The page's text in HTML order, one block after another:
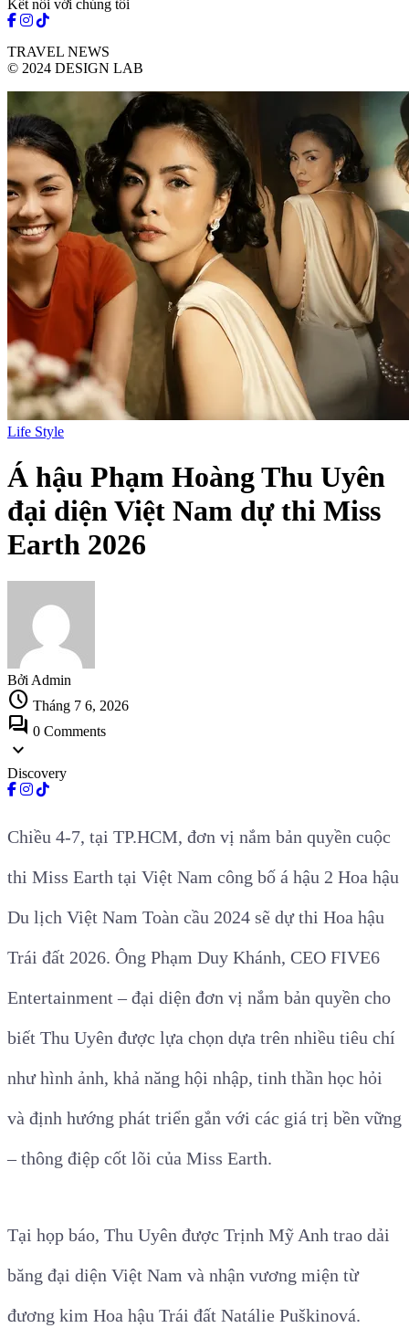
Kết nối với chúng tôi
TRAVEL NEWS
© 2024 DESIGN LAB
Life Style
Á hậu Phạm Hoàng Thu Uyên
đại diện Việt Nam dự thi Miss
Earth 2026
Bởi Admin
schedule Tháng 7 6, 2026
forum 0 Comments
expand_more
Discovery
Chiều 4-7, tại TP.HCM, đơn vị nắm bản quyền cuộc
thi Miss Earth tại Việt Nam công bố á hậu 2 Hoa hậu
Du lịch Việt Nam Toàn cầu 2024 sẽ dự thi Hoa hậu
Trái đất 2026. Ông Phạm Duy Khánh, CEO FIVE6
Entertainment – đại diện đơn vị nắm bản quyền cho
biết Thu Uyên được lựa chọn dựa trên nhiều tiêu chí
như hình ảnh, khả năng hội nhập, tinh thần học hỏi
và định hướng phát triển gắn với các giá trị bền vững
– thông điệp cốt lõi của Miss Earth.
Tại họp báo, Thu Uyên được Trịnh Mỹ Anh trao dải
băng đại diện Việt Nam và nhận vương miện từ
đương kim Hoa hậu Trái đất Natálie Puškinová.